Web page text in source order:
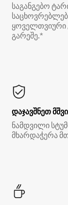
საგანგებო
ყოველთვიური
გარეშე.*
დაჯავშნეთ
ნამდვილი
მხარდაჭერა